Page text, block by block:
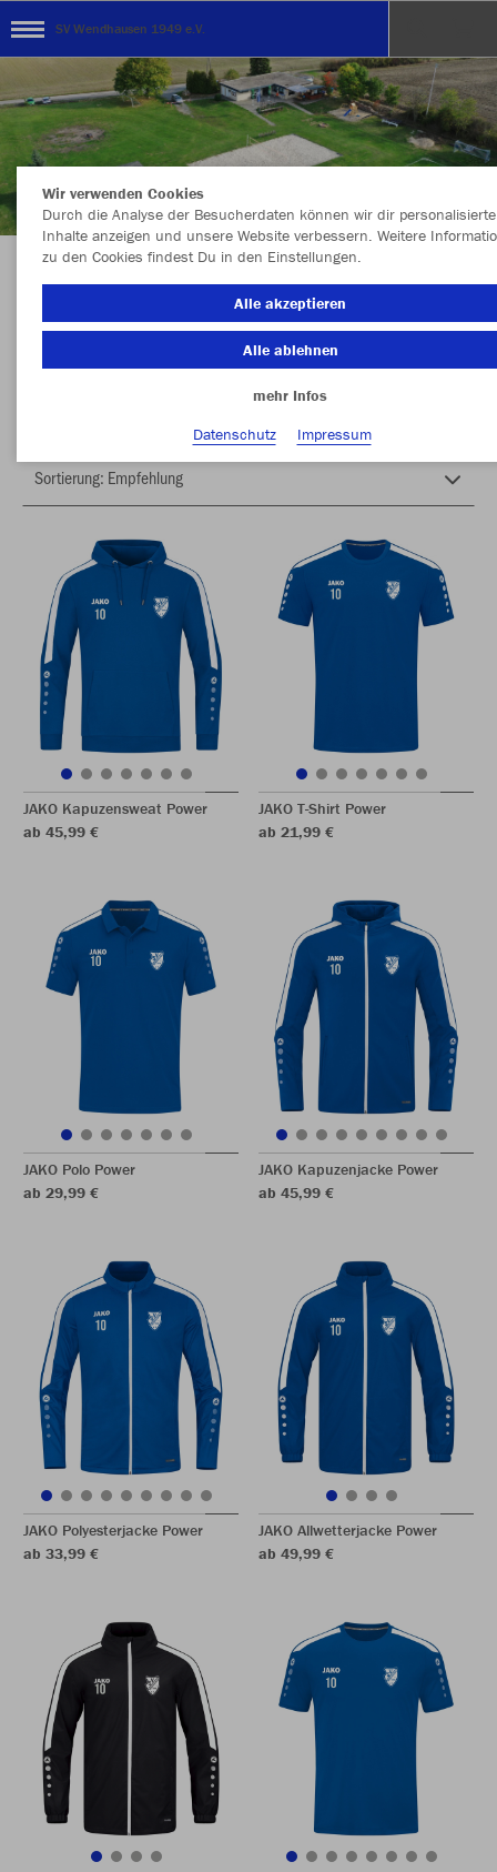
SV Wendhausen 1949 e.V.
SV Wendhausen
Farbe
JAKO Kapuzensweat Power
ab 45,99 €
JAKO T-Shirt Power
ab 21,99 €
JAKO Polo Power
ab 29,99 €
JAKO Kapuzenjacke Power
ab 45,99 €
JAKO Polyesterjacke Power
ab 33,99 €
JAKO Allwetterjacke Power
ab 49,99 €
Wir verwenden Cookies
Durch die Analyse der Besucherdaten können wir dir personalisierte
Inhalte anzeigen und unsere Website verbessern. Weitere
zu den Cookies findest Du in den Einstellungen.
Alle akzeptieren
Alle ablehnen
mehr Infos
Datenschutz
Impressum